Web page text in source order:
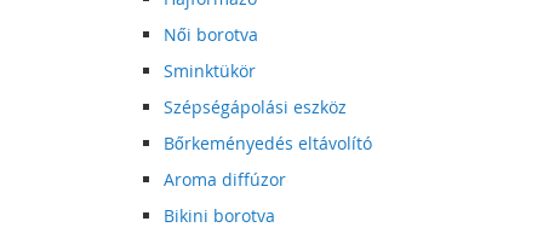
Női borotva
Sminktükör
Szépségápolási eszköz
Bőrkeményedés eltávolító
Aroma diffúzor
Bikini borotva